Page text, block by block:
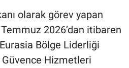
olarak görev yapan
2026’dan itibaren
Bölge Liderliği
Hizmetleri